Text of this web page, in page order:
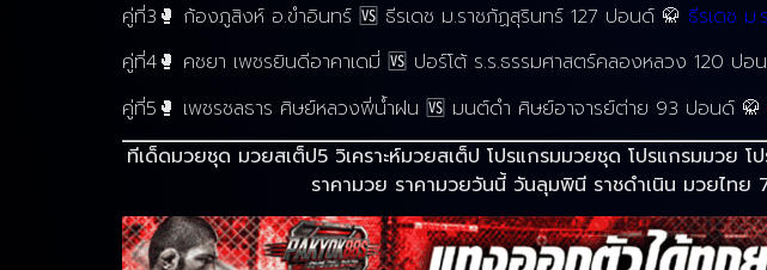
คู่ที่3🥊 ก้องภูสิงห์ อ.ขำอินทร์ 🆚 ธีรเดช ม.ราชภัฏสุรินทร์ 127 ปอนด์ 🥋 ธีรเดช ม
คู่ที่4🥊 คชยา เพชรยินดีอาคาเดมี่ 🆚 ปอร์โต้ ร.ร.ธรรมศาสตร์คลองหลวง 120 ปอ
คู่ที่5🥊 เพชรชลธาร ศิษย์หลวงพี่น้ำฝน 🆚 มนต์ดำ ศิษย์อาจารย์ต่าย 93 ปอนด์ 🥋
ทีเด็ดมวยชุด มวยสเต็ป5 วิเคราะห์มวยสเต็ป โปรแกรมมวยชุด โปรแกรมมวย
ราคามวย ราคามวยวันนี้ วันลุมพินี ราชดำเนิน มวยไทย